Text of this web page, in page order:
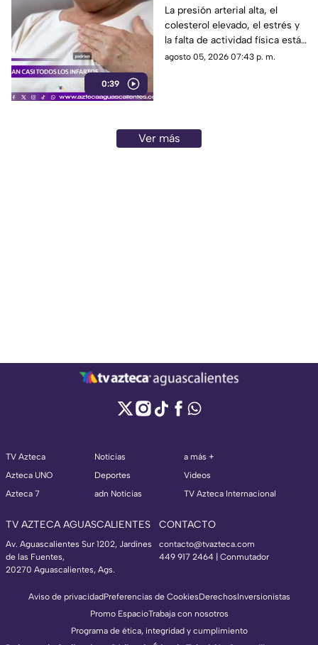
0:39
riesgo de infarto
La presión arterial alta, el
colesterol elevado, el estrés y
la falta de actividad física están
entre los principales factores
agosto 05, 2026 07:43 p. m.
Ver más
TV Azteca
Azteca UNO
Azteca 7
Noticias
Deportes
adn Noticias
a más +
Videos
TV Azteca Internacional
TV AZTECA AGUASCALIENTES
Av. Aguascalientes Sur 1202, Jardines
de las Fuentes,
20270 Aguascalientes, Ags.
CONTACTO
contacto@tvazteca.com
449 917 2464 | Conmutador
Aviso de privacidadPreferencias de CookiesDerechosInversionistas
Promo EspacioTrabaja con nosotros
Programa de ética, integridad y cumplimiento